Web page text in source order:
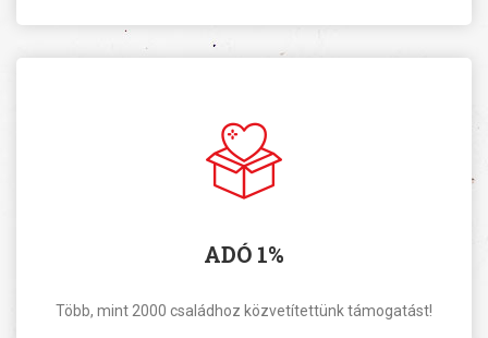
ADÓ 1%
Több, mint 2000 családhoz közvetítettünk támogatást!